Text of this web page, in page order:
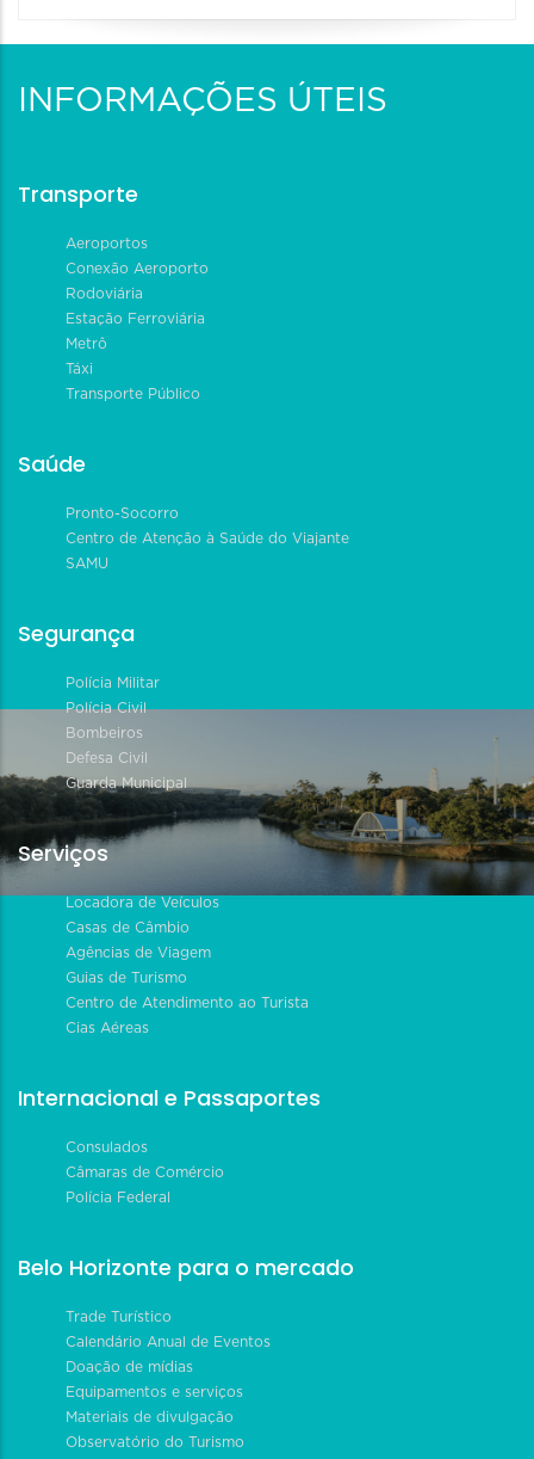
INFORMAÇÕES ÚTEIS
Transporte
Aeroportos
Conexão Aeroporto
Rodoviária
Estação Ferroviária
Metrô
Táxi
Transporte Público
Saúde
Pronto-Socorro
Centro de Atenção à Saúde do Viajante
SAMU
Segurança
Polícia Militar
Polícia Civil
Bombeiros
Defesa Civil
Guarda Municipal
Serviços
Locadora de Veículos
Casas de Câmbio
Agências de Viagem
Guias de Turismo
Centro de Atendimento ao Turista
Cias Aéreas
Internacional e Passaportes
Consulados
Câmaras de Comércio
Polícia Federal
Belo Horizonte para o mercado
Trade Turístico
Calendário Anual de Eventos
Doação de mídias
Equipamentos e serviços
Materiais de divulgação
Observatório do Turismo